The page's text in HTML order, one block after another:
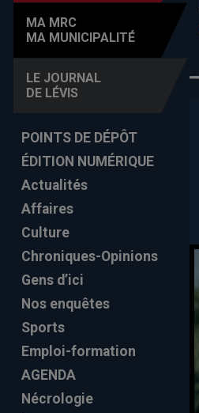
MA MRC
MA MUNICIPALITÉ
LE JOURNAL
DE LÉVIS
POINTS DE DÉPÔT
ÉDITION NUMÉRIQUE
Actualités
Affaires
Culture
Chroniques-Opinions
Gens d’ici
Nos enquêtes
Sports
Emploi-formation
AGENDA
Nécrologie